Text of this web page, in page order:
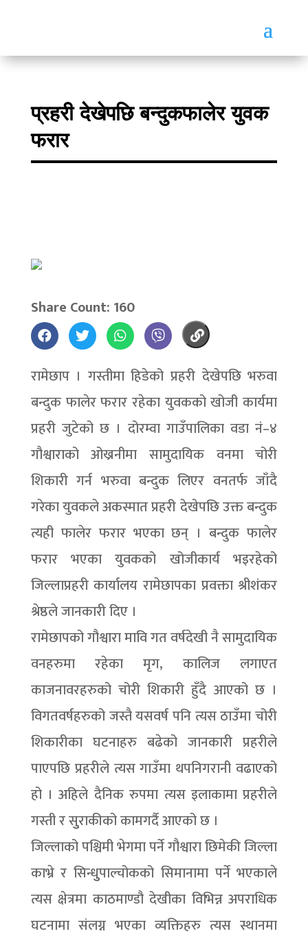
प्रहरी देखेपछि बन्दुकफालेर युवक
फरार
Share Count: 160
रामेछाप । गस्तीमा हिडेको प्रहरी देखेपछि भरुवा
बन्दुक फालेर फरार रहेका युवकको खोजी कार्यमा
प्रहरी जुटेको छ । दोरम्वा गाउँपालिका वडा नं–४
गौश्वाराको ओख्रनीमा सामुदायिक वनमा चोरी
शिकारी गर्न भरुवा बन्दुक लिएर वनतर्फ जाँदै
गरेका युवकले अकस्मात प्रहरी देखेपछि उक्त बन्दुक
त्यही फालेर फरार भएका छन् । बन्दुक फालेर
फरार भएका युवकको खोजीकार्य भइरहेको
जिल्लाप्रहरी कार्यालय रामेछापका प्रवक्ता श्रीशंकर
श्रेष्ठले जानकारी दिए ।
रामेछापको गौश्वारा मावि गत वर्षदेखी नै सामुदायिक
वनहरुमा रहेका मृग, कालिज लगाएत
काजनावरहरुको चोरी शिकारी हुँदै आएको छ ।
विगतवर्षहरुको जस्तै यसवर्ष पनि त्यस ठाउँमा चोरी
शिकारीका घटनाहरु बढेको जानकारी प्रहरीले
पाएपछि प्रहरीले त्यस गाउँमा थपनिगरानी वढाएको
हो । अहिले दैनिक रुपमा त्यस इलाकामा प्रहरीले
गस्ती र सुुराकीको कामगर्दै आएको छ ।
जिल्लाको पश्चिमी भेगमा पर्ने गौश्वारा छिमेकी जिल्ला
काभ्रे र सिन्धुुपाल्चोकको सिमानामा पर्ने भएकाले
त्यस क्षेत्रमा काठमाण्डौ देखीका विभिन्न अपराधिक
घटनामा संलग्न भएका व्यक्तिहरु त्यस स्थानमा